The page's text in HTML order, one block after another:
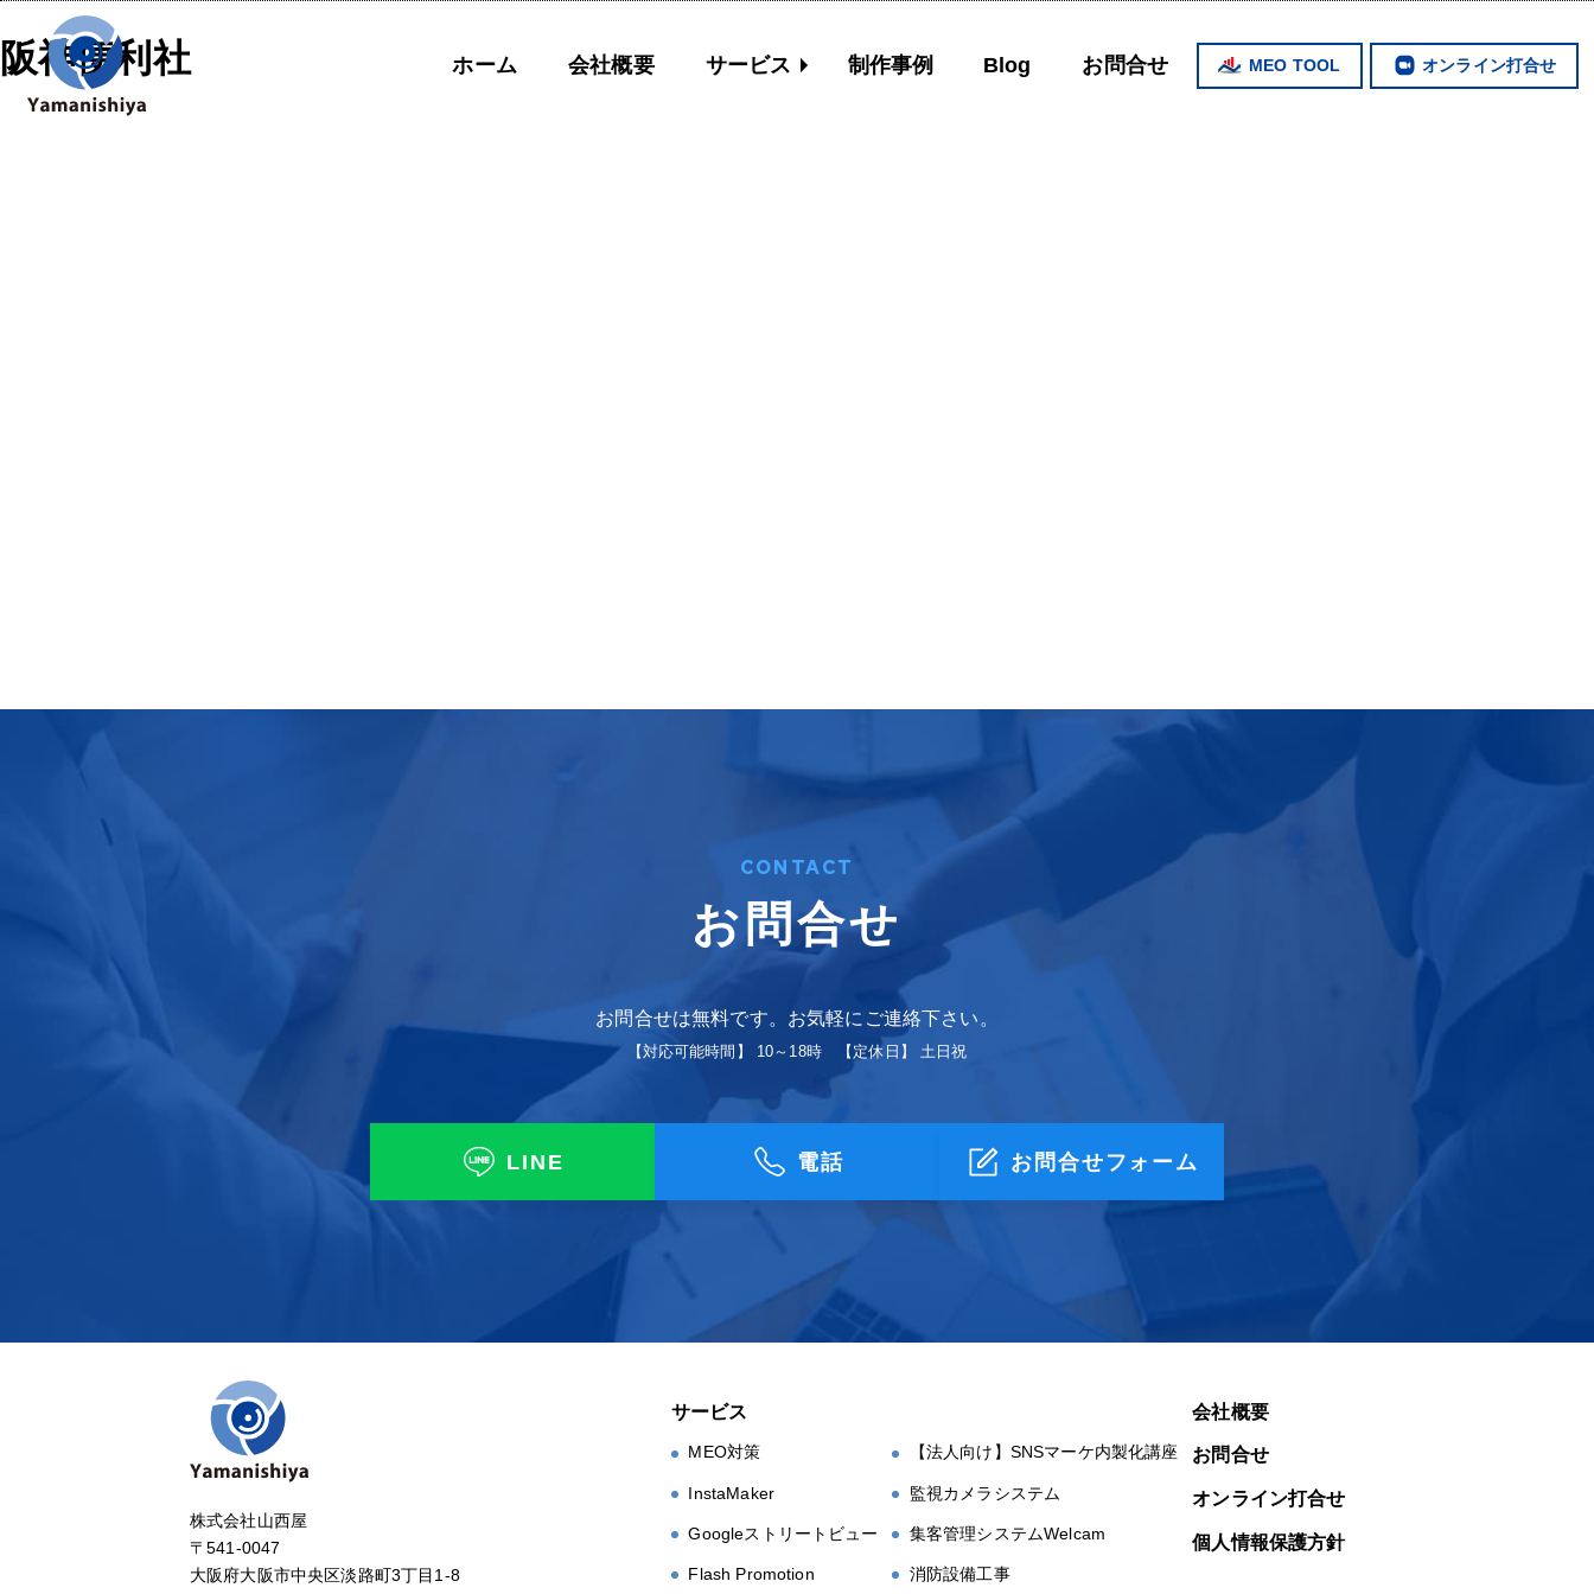
to
content
ホーム 会社概要 サービス 制作事例 Blog お問合せ MEO TOOL オンライン打合せ
阪神便利社
CONTACT
お問合せ
お問合せは無料です。お気軽にご連絡下さい。
【対応可能時間】 10～18時 【定休日】 土日祝
LINE 電話 お問合せフォーム
株式会社山西屋
〒541-0047
大阪府大阪市中央区淡路町3丁目1-8
サービス
MEO対策
InstaMaker
Googleストリートビュー
Flash Promotion
【法人向け】SNSマーケ内製化講座
監視カメラシステム
集客管理システムWelcam
消防設備工事
会社概要
お問合せ
オンライン打合せ
個人情報保護方針